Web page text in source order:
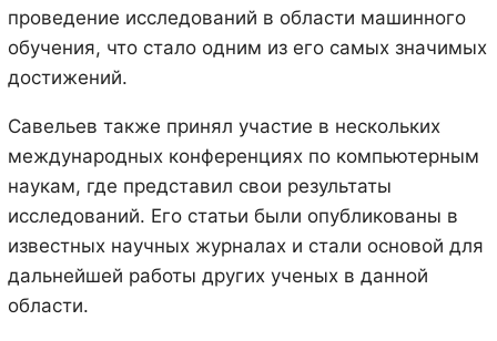
проведение исследований в области машинного
обучения, что стало одним из его самых значимых
достижений.
Савельев также принял участие в нескольких
международных конференциях по компьютерным
наукам, где представил свои результаты
исследований. Его статьи были опубликованы в
известных научных журналах и стали основой для
дальнейшей работы других ученых в данной
области.